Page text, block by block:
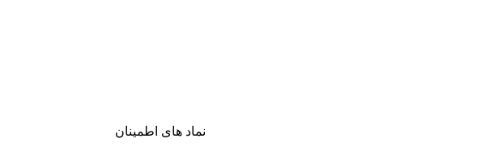
نماد های اطمینان